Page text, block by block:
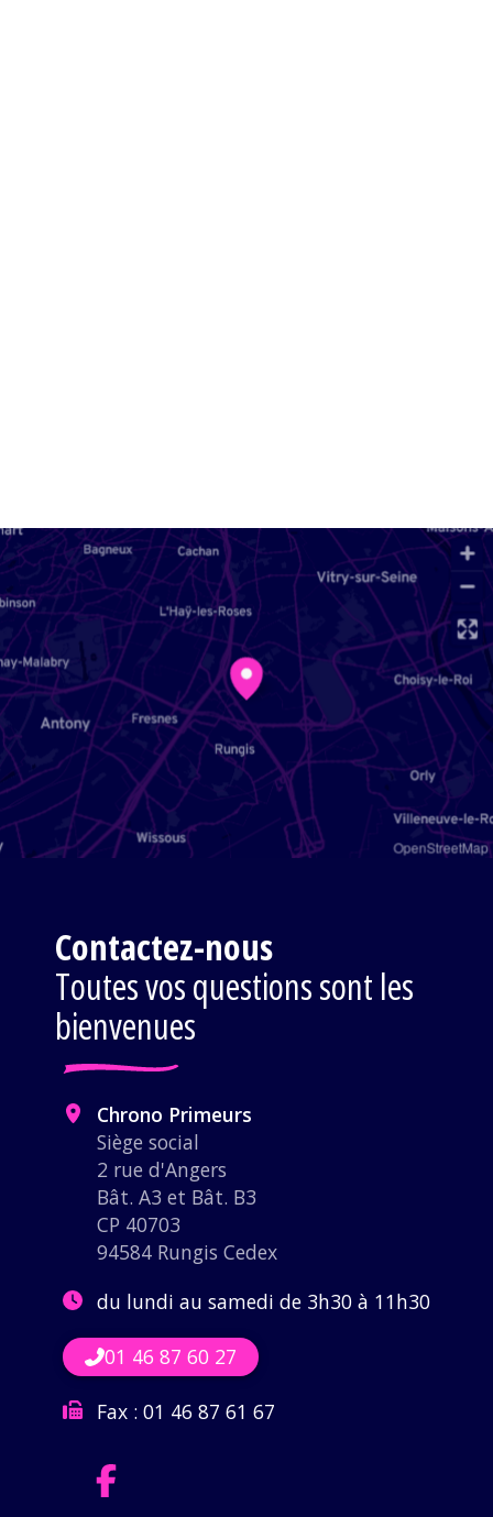
OpenStreetMap
Contactez-nous
Toutes vos questions sont les
bienvenues
Chrono Primeurs
Siège social
2 rue d'Angers
Bât. A3 et Bât. B3
CP 40703
94584 Rungis Cedex
du lundi au samedi de 3h30 à 11h30
01 46 87 60 27
Fax : 01 46 87 61 67